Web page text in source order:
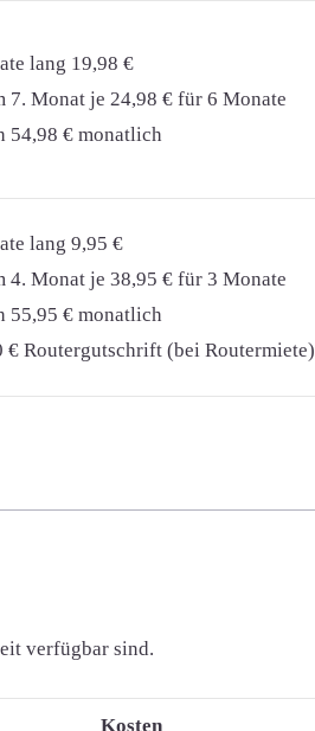
lang 19,98 €
7. Monat je 24,98 € für 6 Monate
54,98 € monatlich
lang 9,95 €
4. Monat je 38,95 € für 3 Monate
55,95 € monatlich
€ Routergutschrift (bei Routermiete)
verfügbar sind.
Kosten